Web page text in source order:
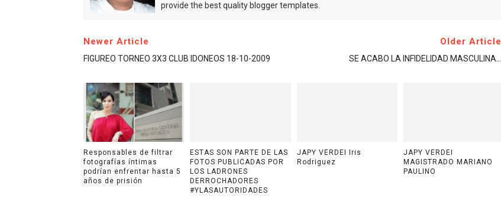
provide the best quality blogger templates.
Newer Article
FIGUREO TORNEO 3X3 CLUB IDONEOS 18-10-2009
Older Article
SE ACABO LA INFIDELIDAD MASCULINA...
Responsables de filtrar
fotografías íntimas
podrían enfrentar hasta 5
años de prisión
ESTAS SON PARTE DE LAS
FOTOS PUBLICADAS POR
LOS LADRONES
DERROCHADORES
#YLASAUTORIDADES
JAPY VERDEI Iris
Rodriguez
JAPY VERDEI
MAGISTRADO MARIANO
PAULINO